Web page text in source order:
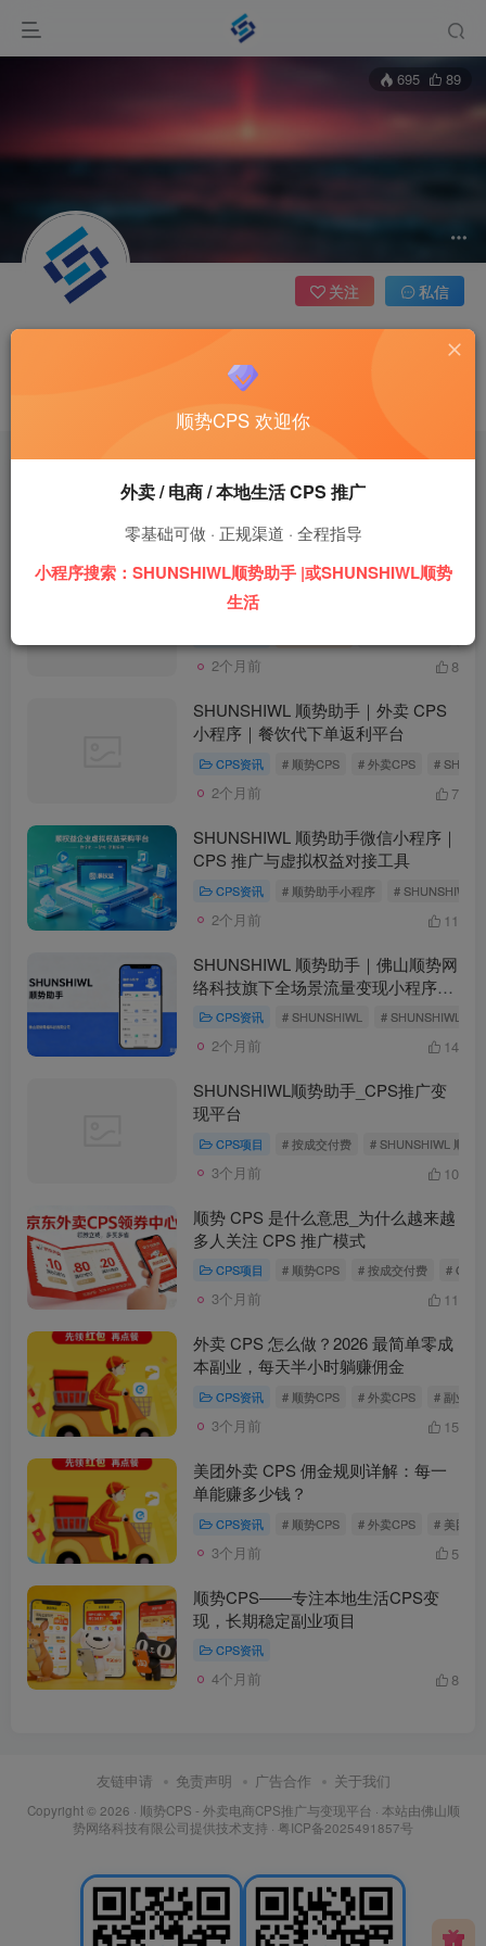
695 89
关注 私信
收藏 0 评论 0 版块0 帖子0
做 CPS 推广选哪个小程序好？
SHUNSHIWL顺势助手好用吗？
#
2个月前 8
SHUNSHIWL 顺势助手｜外卖 CPS
小程序｜餐饮代下单返利平台
CPS资讯 # 顺势CPS # 外卖CPS #
2个月前 7
SHUNSHIWL 顺势助手微信小程序｜
CPS 推广与虚拟权益对接工具
CPS资讯 # 顺势助手小程序 # SHUNSHIWL
2个月前 11
SHUNSHIWL 顺势助手｜佛山顺势网
络科技旗下全场景流量变现小程序平
台 CPS资讯 # SHUNSHIWL # SHUNSHIWL顺
2个月前 14
SHUNSHIWL顺势助手_CPS推广变
现平台
CPS项目 # 按成交付费 # SHUNSHIWL 顺势
3个月前 10
顺势 CPS 是什么意思_为什么越来越
多人关注 CPS 推广模式
CPS项目 # 顺势CPS # 按成交付费 # CPS
3个月前 11
外卖 CPS 怎么做？2026 最简单零成
本副业，每天半小时躺赚佣金
CPS资讯 # 顺势CPS # 外卖CPS # 副业项
3个月前 15
美团外卖 CPS 佣金规则详解：每一
单能赚多少钱？
CPS资讯 # 顺势CPS # 外卖CPS # 美团
3个月前 5
顺势CPS——专注本地生活CPS变
现，长期稳定副业项目
CPS资讯
4个月前 8
友链申请 免责声明 广告合作 关于我们
Copyright © 2026 · 顺势CPS - 外卖电商CPS推广与变现平台 · 本站由佛山顺
势网络科技有限公司提供技术支持 · 粤ICP备2025491857号
顺势CPS 欢迎你
外卖 / 电商 / 本地生活 CPS 推广
零基础可做 · 正规渠道 · 全程指导
小程序搜索：SHUNSHIWL顺势助手 |或SHUNSHIWL顺势
生活